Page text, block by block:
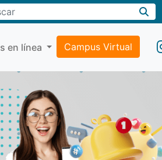
en línea Campus Virtual